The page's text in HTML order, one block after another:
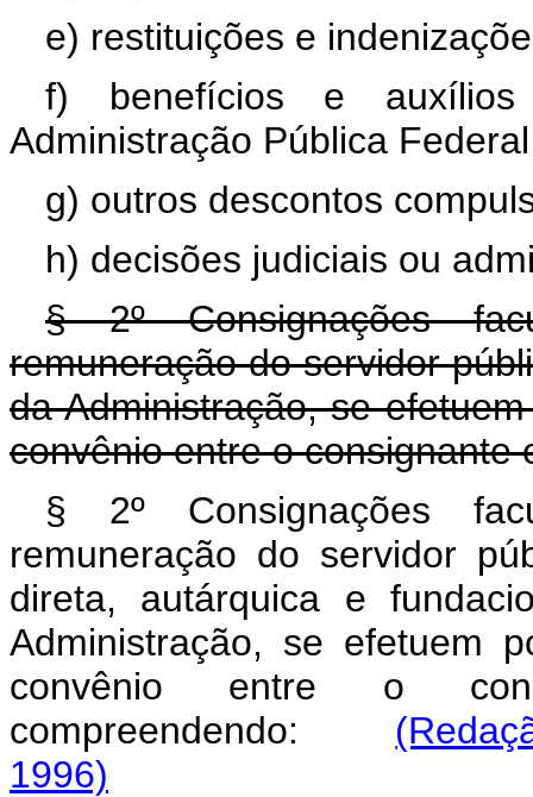
e) restituições e
f) benefícios e auxílios
Administração Pública
g) outros descontos
h) decisões judiciais ou
§ 2º Consignações
remuneração do servidor
da Administração, se
convênio entre o consignante
§ 2º Consignações
remuneração do servidor
direta, autárquica e
Administração, se efetuem
convênio entre o
compreendendo:
1996)